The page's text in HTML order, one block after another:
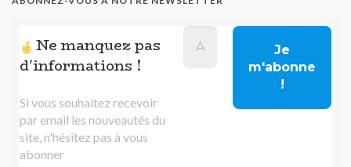
Ne manquez pas
d'informations !
Si vous souhaitez recevoir
par email les nouveautés du
site, n'hésitez pas à vous
abonner